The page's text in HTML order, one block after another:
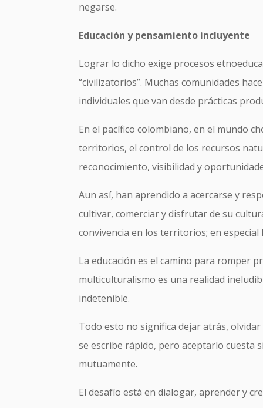
negarse.
Educación y pensamiento incluyente
Lograr lo dicho exige procesos
“civilizatorios”. Muchas comunidades
individuales que van desde prácticas
En el pacífico colombiano, en el mundo
territorios, el control de los recursos
reconocimiento, visibilidad y
Aun así, han aprendido a acercarse y
cultivar, comerciar y disfrutar de su
convivencia en los territorios; en
La educación es el camino para romper
multiculturalismo es una realidad
indetenible.
Todo esto no significa dejar atrás,
se escribe rápido, pero aceptarlo cuesta
mutuamente.
El desafío está en dialogar, aprender y